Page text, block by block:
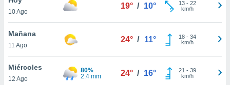
en
más
nuestra
10 Ago
19° / 10° 13- 22
km/h
Mañana
11 Ago
24° / 11° 18- 34
km/h
Miércoles
12 Ago
80%
2.4 mm
24° / 16° 21 - 39
km/h